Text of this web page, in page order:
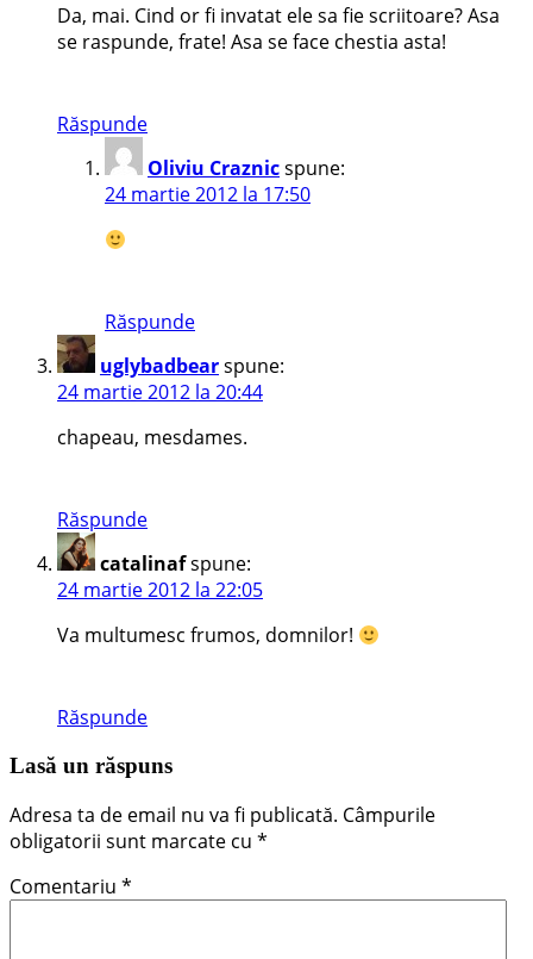
Da, mai. Cind or fi invatat ele sa fie scriitoare? Asa
se raspunde, frate! Asa se face chestia asta!
Răspunde
Oliviu Craznicspune:
24 martie 2012 la 17:50
Răspunde
uglybadbearspune:
24 martie 2012 la 20:44
chapeau, mesdames.
Răspunde
catalinafspune:
24 martie 2012 la 22:05
Va multumesc frumos, domnilor!
Răspunde
Lasă un răspuns
Adresa ta de email nu va fi publicată. Câmpurile
obligatorii sunt marcate cu *
Comentariu *